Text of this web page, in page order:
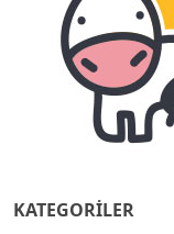
KATEGORİLER